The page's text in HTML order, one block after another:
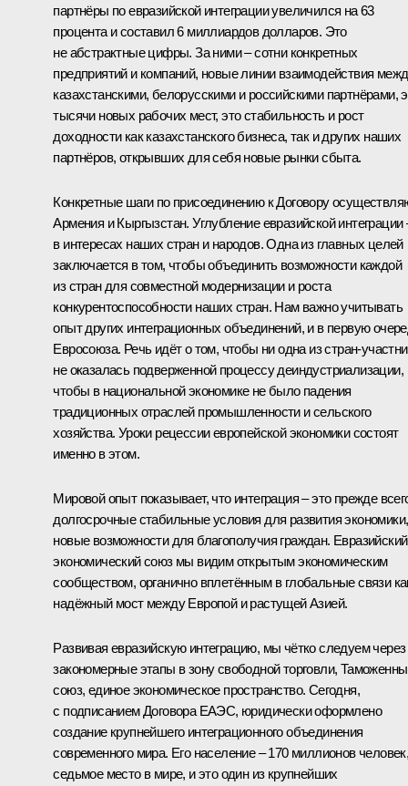
партнёры по евразийской интеграции увеличился на 63
процента и составил 6 миллиардов долларов. Это
не абстрактные цифры. За ними – сотни конкретных
предприятий и компаний, новые линии взаимодействия
казахстанскими, белорусскими и российскими партнёрами,
тысячи новых рабочих мест, это стабильность и рост
доходности как казахстанского бизнеса, так и других наших
партнёров, открывших для себя новые рынки сбыта.
Конкретные шаги по присоединению к Договору
Армения и Кыргызстан. Углубление евразийской интеграции
в интересах наших стран и народов. Одна из главных целей
заключается в том, чтобы объединить возможности каждой
из стран для совместной модернизации и роста
конкурентоспособности наших стран. Нам важно учитывать
опыт других интеграционных объединений, и в первую
Евросоюза. Речь идёт о том, чтобы ни одна из стран-
не оказалась подверженной процессу деиндустриализации,
чтобы в национальной экономике не было падения
традиционных отраслей промышленности и сельского
хозяйства. Уроки рецессии европейской экономики состоят
именно в этом.
Мировой опыт показывает, что интеграция – это прежде
долгосрочные стабильные условия для развития экономики,
новые возможности для благополучия граждан. Евразийский
экономический союз мы видим открытым экономическим
сообществом, органично вплетённым в глобальные связи
надёжный мост между Европой и растущей Азией.
Развивая евразийскую интеграцию, мы чётко следуем через
закономерные этапы в зону свободной торговли,
союз, единое экономическое пространство. Сегодня,
с подписанием Договора ЕАЭС, юридически оформлено
создание крупнейшего интеграционного объединения
современного мира. Его население – 170 миллионов
седьмое место в мире, и это один из крупнейших